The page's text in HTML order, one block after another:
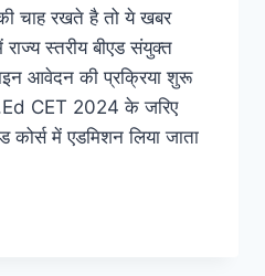
चाह रखते है तो ये खबर
स्तरीय बीएड संयुक्त
आवेदन की प्रक्रिया शुरू
CET 2024 के जरिए
कोर्स में एडमिशन लिया जाता